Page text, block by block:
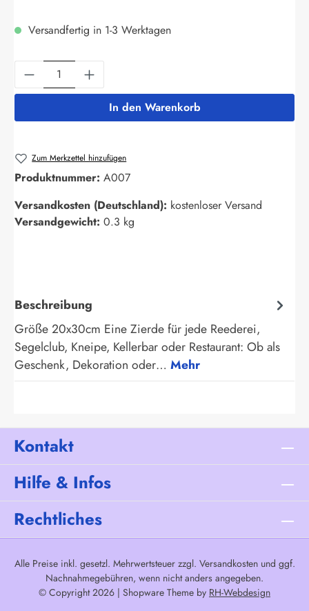
Versandfertig in 1-3 Werktagen
Produkt Anzahl: Gib den gewünschten
In den Warenkorb
Zum Merkzettel hinzufügen
Produktnummer: A007
Versandkosten (Deutschland): kostenloser Versand
Versandgewicht: 0.3 kg
Beschreibung
Größe 20x30cm Eine Zierde für jede Reederei,
Segelclub, Kneipe, Kellerbar oder Restaurant: Ob als
Geschenk, Dekoration oder… Mehr
Kontakt
Hilfe & Infos
Rechtliches
Alle Preise inkl. gesetzl. Mehrwertsteuer zzgl. Versandkostenund ggf.
Nachnahmegebühren, wenn nicht anders angegeben.
© Copyright 2026 | Shopware Theme by RH-Webdesign